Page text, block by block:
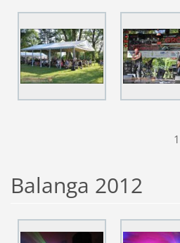
1
Balanga 2012